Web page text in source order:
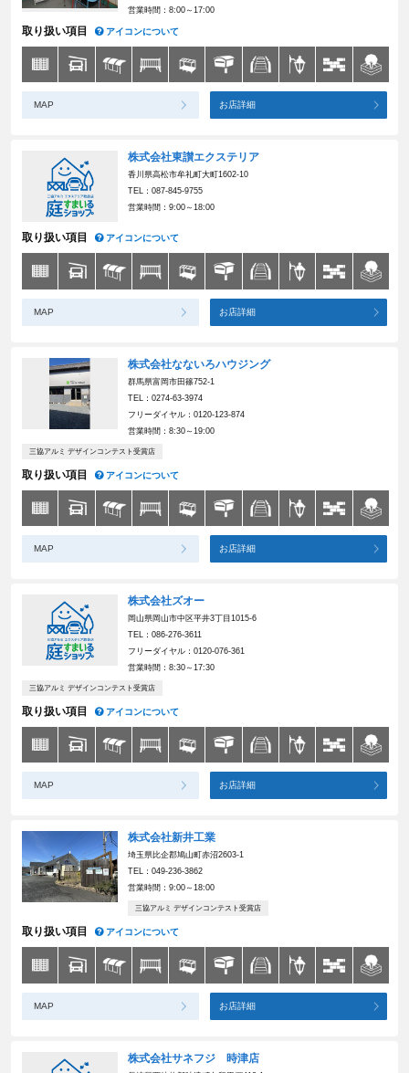
営業時間：8:00～17:00
取り扱い項目 アイコンについて
MAP お店詳細
株式会社東讃エクステリア
香川県高松市牟礼町大町1602-10
TEL：087-845-9755
営業時間：9:00～18:00
取り扱い項目 アイコンについて
MAP お店詳細
株式会社なないろハウジング
群馬県富岡市田篠752-1
TEL：0274-63-3974
フリーダイヤル：0120-123-874
営業時間：8:30～19:00
三協アルミ デザインコンテスト受賞店
取り扱い項目 アイコンについて
MAP お店詳細
株式会社ズオー
岡山県岡山市中区平井3丁目1015-6
TEL：086-276-3611
フリーダイヤル：0120-076-361
営業時間：8:30～17:30
三協アルミ デザインコンテスト受賞店
取り扱い項目 アイコンについて
MAP お店詳細
株式会社新井工業
埼玉県比企郡鳩山町赤沼2603-1
TEL：049-236-3862
営業時間：9:00～18:00
三協アルミ デザインコンテスト受賞店
取り扱い項目 アイコンについて
MAP お店詳細
株式会社サネフジ 時津店